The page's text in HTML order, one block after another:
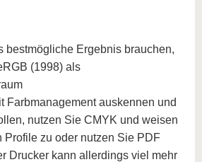
bestmögliche Ergebnis brauchen,
(1998) als
Farbmanagement auskennen und
nutzen Sie CMYK und weisen
Profile zu oder nutzen Sie PDF
Drucker kann allerdings viel mehr